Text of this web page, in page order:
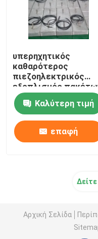
υπερηχητικός
καθαρότερος
πιεζοηλεκτρικός
εξοπλισμός
μετατροπέων 2kw
ImmersibleΚαλύτερη τιμή
επαφή
Αρχική Σελίδα